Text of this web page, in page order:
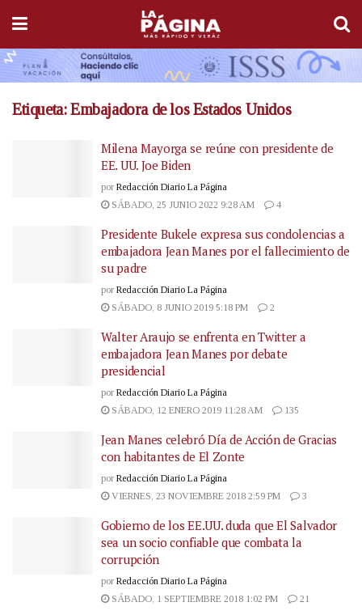
Etiqueta:Embajadora de los Estados Unidos
Milena Mayorga se reúne con presidente de
EE. UU. Joe Biden
por Redacción Diario La Página
SÁBADO, 25 JUNIO 2022 9:28 AM
4
Presidente Bukele expresa sus condolencias a
embajadora Jean Manes por el fallecimiento de
su padre
por Redacción Diario La Página
SÁBADO, 8 JUNIO 2019 5:18 PM
2
Walter Araujo se enfrenta en Twitter a
embajadora Jean Manes por debate
presidencial
por Redacción Diario La Página
SÁBADO, 12 ENERO 2019 11:28 AM
135
Jean Manes celebró Día de Acción de Gracias
con habitantes de El Zonte
por Redacción Diario La Página
VIERNES, 23 NOVIEMBRE 2018 2:59 PM
3
Gobierno de los EE.UU. duda que El Salvador
sea un socio confiable que combata la
corrupción
por Redacción Diario La Página
SÁBADO, 1 SEPTIEMBRE 2018 1:02 PM
21